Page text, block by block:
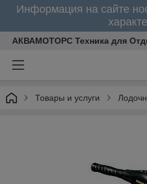
Информация на сайте
АКВАМОТОРС Техника для
Товары и услуги